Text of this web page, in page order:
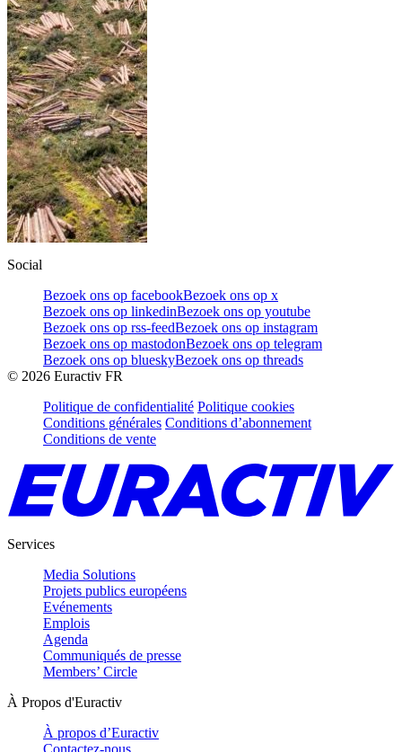
Social
Bezoek ons op facebookBezoek ons op x
Bezoek ons op linkedinBezoek ons op youtube
Bezoek ons op rss-feedBezoek ons op instagram
Bezoek ons op mastodonBezoek ons op telegram
Bezoek ons op blueskyBezoek ons op threads
© 2026 Euractiv FR
Politique de confidentialité Politique cookies
Conditions générales Conditions d’abonnement
Conditions de vente
Services
Media Solutions
Projets publics européens
Evénements
Emplois
Agenda
Communiqués de presse
Members’ Circle
À Propos d'Euractiv
À propos d’Euractiv